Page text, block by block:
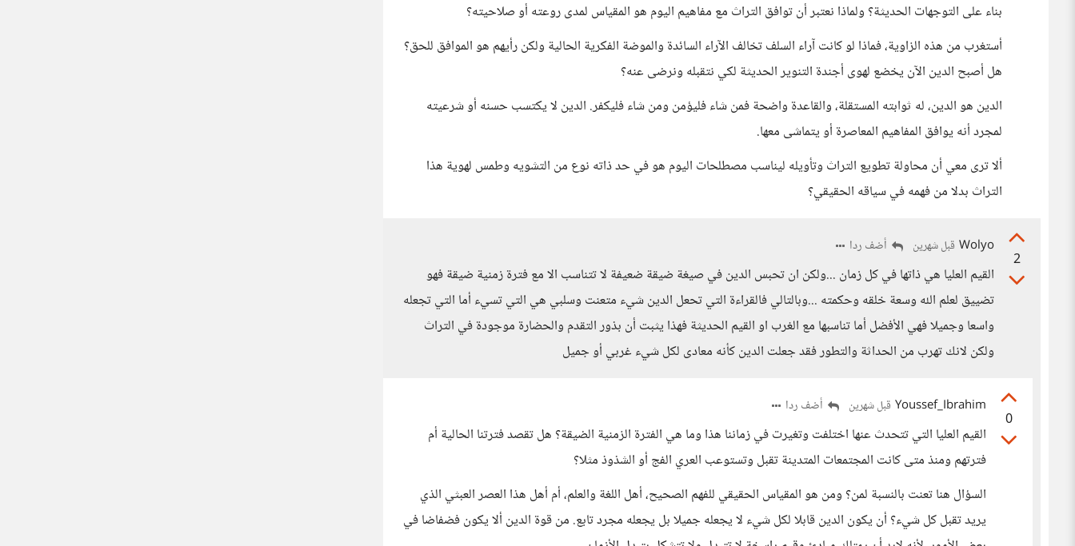
بناء على التوجهات الحديثة؟ ولماذا نعتبر أن توافق التراث مع مفاهيم اليوم هو المقياس لمدى روعته أو صلاحيته؟
أستغرب من هذه الزاوية، فماذا لو كانت آراء السلف تخالف الآراء السائدة والموضة الفكرية الحالية ولكن رأيهم هو الموافق للحق؟
هل أصبح الدين الآن يخضع لهوى أجندة التنوير الحديثة لكي نتقبله ونرضى عنه؟
الدين هو الدين، له ثوابته المستقلة، والقاعدة واضحة فمن شاء فليؤمن ومن شاء فليكفر. الدين لا يكتسب حسنه أو شرعيته
لمجرد أنه يوافق المفاهيم المعاصرة أو يتماشى معها.
ألا ترى معي أن محاولة تطويع التراث وتأويله ليناسب مصطلحات اليوم هو في حد ذاته نوع من التشويه وطمس لهوية هذا
التراث بدلا من فهمه في سياقه الحقيقي؟
2
Wolyo قبل شهرين أضف ردا
القيم العليا هي ذاتها في كل زمان ...ولكن ان تحبس الدين في صيغة ضيقة ضعيفة لا تتناسب الا مع فترة زمنية ضيقة فهو
تضييق لعلم الله وسعة خلقه وحكمته ...وبالتالي فالقراءة التي تحعل الدين شيء متعنت وسلبي هي التي تسيء أما التي تجعله
واسعا وجميلا فهي الأفضل أما تناسبها مع الغرب او القيم الحديثة فهذا يثبت أن بذور التقدم والحضارة موجودة في التراث
ولكن لانك تهرب من الحداثة والتطور فقد جعلت الدين كأنه معادى لكل شيء غربي أو جميل
0
Youssef_Ibrahim قبل شهرين أضف ردا
القيم العليا التي تتحدث عنها اختلفت وتغيرت في زماننا هذا وما هي الفترة الزمنية الضيقة؟ هل تقصد فترتنا الحالية أم
فترتهم ومنذ متى كانت المجتمعات المتدينة تقبل وتستوعب العري الفج أو الشذوذ مثلا؟
السؤال هنا تعنت بالنسبة لمن؟ ومن هو المقياس الحقيقي للفهم الصحيح، أهل اللغة والعلم، أم أهل هذا العصر العبثي الذي
يريد تقبل كل شيء؟ أن يكون الدين قابلا لكل شيء لا يجعله جميلا بل يجعله مجرد تابع. من قوة الدين ألا يكون فضفاضا في